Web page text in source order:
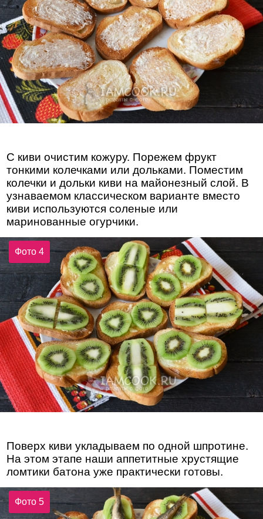
С киви очистим кожуру. Порежем фрукт
тонкими колечками или дольками. Поместим
колечки и дольки киви на майонезный слой. В
узнаваемом классическом варианте вместо
киви используются соленые или
маринованные огурчики.
Фото 4
Поверх киви укладываем по одной шпротине.
На этом этапе наши аппетитные хрустящие
ломтики батона уже практически готовы.
Фото 5